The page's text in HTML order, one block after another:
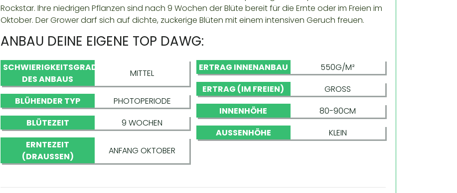
Rockstar. Ihre niedrigen Pflanzen sind nach 9 Wochen der Blüte bereit für die Ernte oder im Freien im
Oktober. Der Grower darf sich auf dichte, zuckerige Blüten mit einem intensiven Geruch freuen.
ANBAU DEINE EIGENE TOP DAWG:
SCHWIERIGKEITSGRAD
DES ANBAUS
MITTEL
BLÜHENDER TYP
PHOTOPERIODE
BLÜTEZEIT
9 WOCHEN
ERNTEZEIT
(DRAUSSEN)
ANFANG OKTOBER
ERTRAG INNENANBAU
550G/M²
ERTRAG (IM FREIEN)
GROSS
INNENHÖHE
80-90CM
AUSSENHÖHE
KLEIN